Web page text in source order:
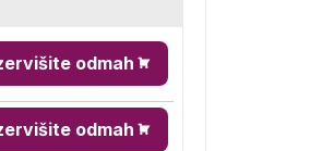
odmah
odmah